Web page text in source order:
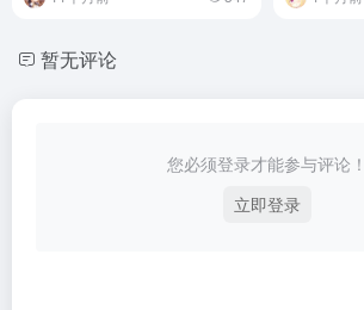
暂无评论
您必须登录才能参与评论！
立即登录